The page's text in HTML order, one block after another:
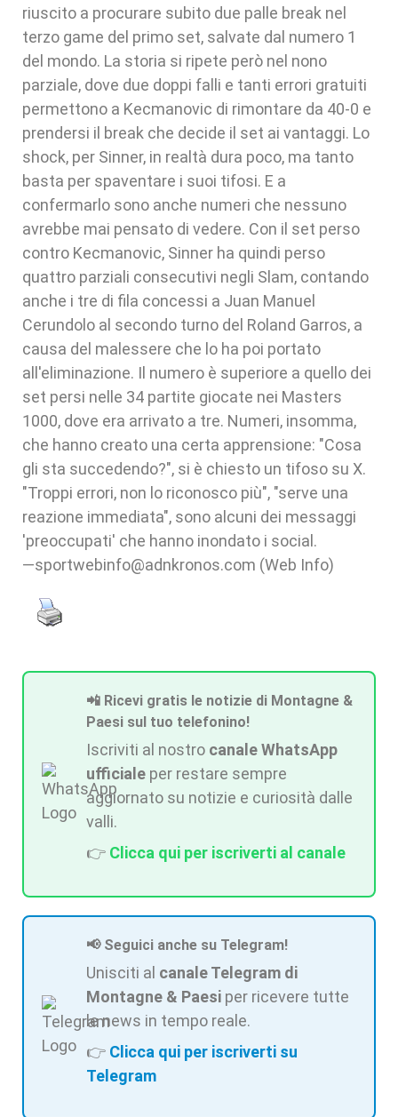
riuscito a procurare subito due palle break nel
terzo game del primo set, salvate dal numero 1
del mondo. La storia si ripete però nel nono
parziale, dove due doppi falli e tanti errori gratuiti
permettono a Kecmanovic di rimontare da 40-0 e
prendersi il break che decide il set ai vantaggi. Lo
shock, per Sinner, in realtà dura poco, ma tanto
basta per spaventare i suoi tifosi. E a
confermarlo sono anche numeri che nessuno
avrebbe mai pensato di vedere. Con il set perso
contro Kecmanovic, Sinner ha quindi perso
quattro parziali consecutivi negli Slam, contando
anche i tre di fila concessi a Juan Manuel
Cerundolo al secondo turno del Roland Garros, a
causa del malessere che lo ha poi portato
all'eliminazione. Il numero è superiore a quello dei
set persi nelle 34 partite giocate nei Masters
1000, dove era arrivato a tre. Numeri, insomma,
che hanno creato una certa apprensione: "Cosa
gli sta succedendo?", si è chiesto un tifoso su X.
"Troppi errori, non lo riconosco più", "serve una
reazione immediata", sono alcuni dei messaggi
'preoccupati' che hanno inondato i social.
—sportwebinfo@adnkronos.com (Web Info)
📲 Ricevi gratis le notizie di Montagne &
Paesi sul tuo telefonino!
Iscriviti al nostro canale WhatsApp
ufficiale per restare sempre
aggiornato su notizie e curiosità dalle
valli.
👉 Clicca qui per iscriverti al canale
📢 Seguici anche su Telegram!
Unisciti al canale Telegram di
Montagne & Paesi per ricevere tutte
le news in tempo reale.
👉 Clicca qui per iscriverti su
Telegram